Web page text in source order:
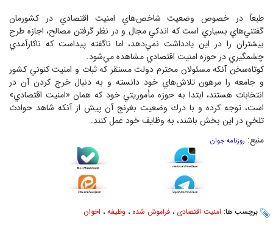
طبعاً در خصوص وضعيت شاخص‌هاي امنيت اقتصادي در كشورمان
گفتني‌هاي بسياري است كه اندكي مجال و در نظر گرفتن مصالح، اجازه طرح
بيشتران را در اين يادداشت نمي‌دهد، اما ناگفته پيداست كه ناكارآمدي
چشمگيري در حوزه امنيت اقتصادي مشاهده مي‌شود.
كوتاه‌سخن آنكه مسئولان محترم دولت مستقر كه ثبات و امنيت كنوني كشور
و جامعه را مرهون تلاش‌هاي خود دانسته و به دنبال خرج كردن آن در
انتخابات هستند، ابتدا به حوزه مأموريتي خود كه همان «امنيت اقتصادي»
است، توجه كرده و با درك وضعيت بغرنج آن پيش از آنكه شاهد حوادث
تلخي در اين بخش باشند، به وظايف خود عمل كنند.
منبع: روزنامه جوان
برچسب ها: امنیت اقتصادی ، فراموش شده ، وظیفه ، اخوان